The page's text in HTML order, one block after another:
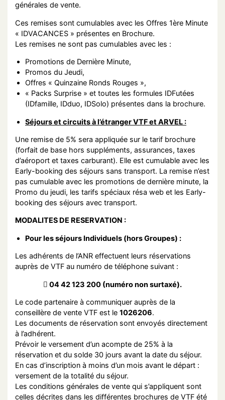
générales de vente.
Ces remises sont cumulables avec les Offres 1ère Minute
« IDVACANCES » présentes en Brochure.
Les remises ne sont pas cumulables avec les :
Promotions de Dernière Minute,
Promos du Jeudi,
Offres « Quinzaine Ronds Rouges »,
« Packs Surprise » et toutes les formules IDFutées
(IDfamille, IDduo, IDSolo) présentes dans la brochure.
Séjours et circuits à l’étranger VTF et ARVEL :
Une remise de 5% sera appliquée sur le tarif brochure
(forfait de base hors suppléments, assurances, taxes
d’aéroport et taxes carburant). Elle est cumulable avec les
Early-booking des séjours sans transport. La remise n’est
pas cumulable avec les promotions de dernière minute, la
Promo du jeudi, les tarifs spéciaux résa web et les Early-
booking des séjours avec transport.
MODALITES DE RESERVATION :
Pour les séjours Individuels (hors Groupes) :
Les adhérents de l’ANR effectuent leurs réservations
auprès de VTF au numéro de téléphone suivant :
 04 42 123 200 (numéro non surtaxé).
Le code partenaire à communiquer auprès de la
conseillère de vente VTF est le 1026206.
Les documents de réservation sont envoyés directement
à l’adhérent.
Prévoir le versement d’un acompte de 25% à la
réservation et du solde 30 jours avant la date du séjour.
En cas d’inscription à moins d’un mois avant le départ :
versement de la totalité du séjour.
Les conditions générales de vente qui s’appliquent sont
celles décrites dans les différentes brochures de VTF été